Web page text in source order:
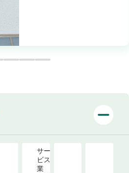
サー
ビス
業